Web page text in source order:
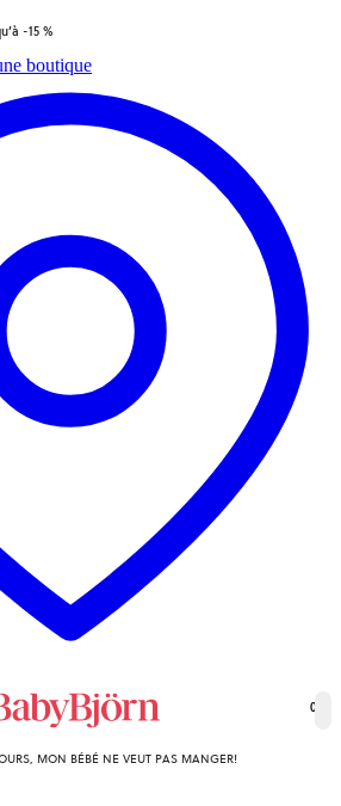
-15 %
boutique
0
MON BÉBÉ NE VEUT PAS MANGER!